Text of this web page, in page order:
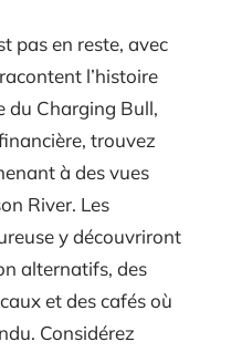
pas en reste, avec
l’histoire
du Charging Bull,
trouvez
à des vues
River. Les
y découvriront
alternatifs, des
et des cafés où
Considérez